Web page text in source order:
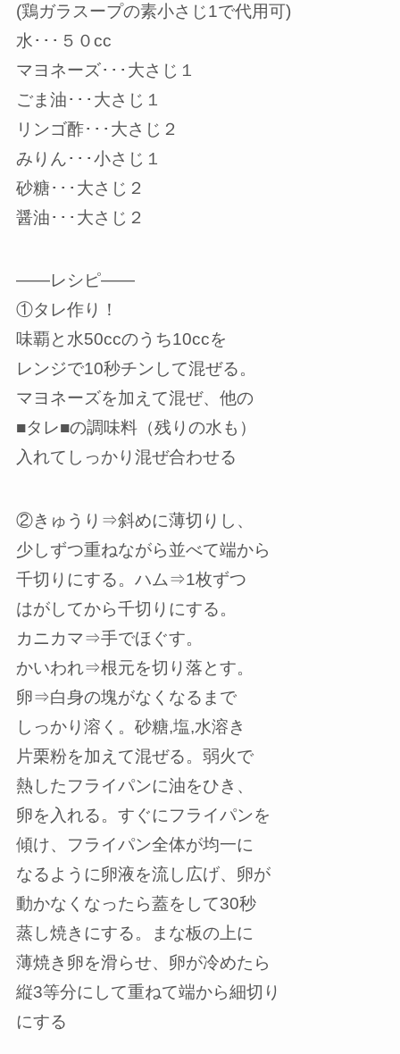
(鶏ガラスープの素小さじ1で代用可)
水･･･５０cc
マヨネーズ･･･大さじ１
ごま油･･･大さじ１
リンゴ酢･･･大さじ２
みりん･･･小さじ１
砂糖･･･大さじ２
醤油･･･大さじ２
——レシピ——
①タレ作り！
味覇と水50ccのうち10ccを
レンジで10秒チンして混ぜる。
マヨネーズを加えて混ぜ、他の
■タレ■の調味料（残りの水も）
入れてしっかり混ぜ合わせる
②きゅうり⇒斜めに薄切りし、
少しずつ重ねながら並べて端から
千切りにする。ハム⇒1枚ずつ
はがしてから千切りにする。
カニカマ⇒手でほぐす。
かいわれ⇒根元を切り落とす。
卵⇒白身の塊がなくなるまで
しっかり溶く。砂糖,塩,水溶き
片栗粉を加えて混ぜる。弱火で
熱したフライパンに油をひき、
卵を入れる。すぐにフライパンを
傾け、フライパン全体が均一に
なるように卵液を流し広げ、卵が
動かなくなったら蓋をして30秒
蒸し焼きにする。まな板の上に
薄焼き卵を滑らせ、卵が冷めたら
縦3等分にして重ねて端から細切り
にする